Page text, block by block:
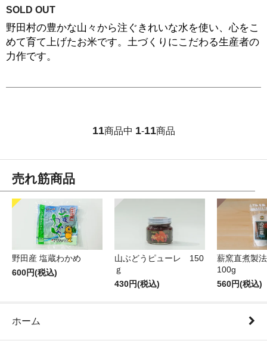
SOLD OUT
野田村の豊かな山々から注ぐきれいな水を使い、心をこ
めて育て上げたお米です。土づくりにこだわる生産者の
力作です。
11商品中 1-11商品
売れ筋商品
野田産 塩蔵わかめ
600円(税込)
山ぶどうピューレ 150
ｇ
430円(税込)
薪窯直煮製
100g
560円(税込)
ホーム